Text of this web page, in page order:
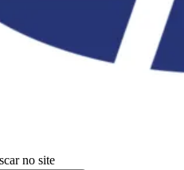
no site